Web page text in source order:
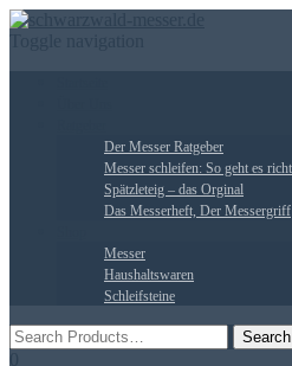
Der Messer Ratgeber
Messer schleifen: So geht es
Spätzleteig – das Orginal
Das Messerheft, Der Messergriff
Messer
Haushaltswaren
Schleifsteine